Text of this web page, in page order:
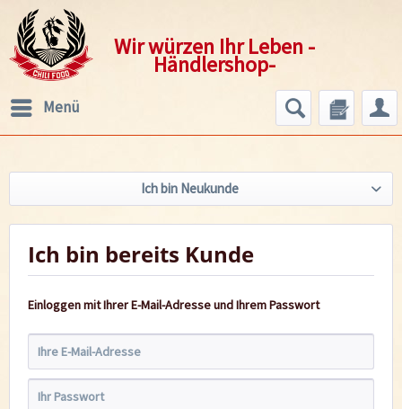
Wir würzen Ihr Leben -
Händlershop-
Menü
Ich bin Neukunde
Ich bin bereits Kunde
Einloggen mit Ihrer E-Mail-Adresse und Ihrem Passwort